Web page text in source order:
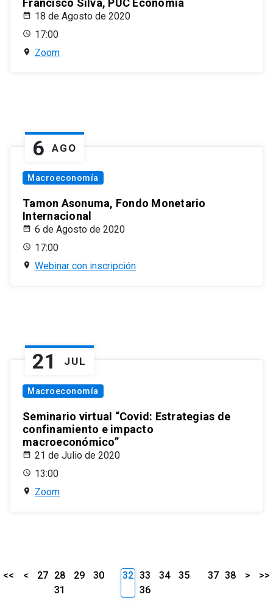
Francisco Silva, PUC Economía
18 de Agosto de 2020
17:00
Zoom
6 AGO
Macroeconomía
Tamon Asonuma, Fondo Monetario
Internacional
6 de Agosto de 2020
17:00
Webinar con inscripción
21 JUL
Macroeconomía
Seminario virtual “Covid: Estrategias de
confinamiento e impacto
macroeconómico”
21 de Julio de 2020
13:00
Zoom
<< < 27 28 29
30
31
32 33 34
35
36
37 38 > >>